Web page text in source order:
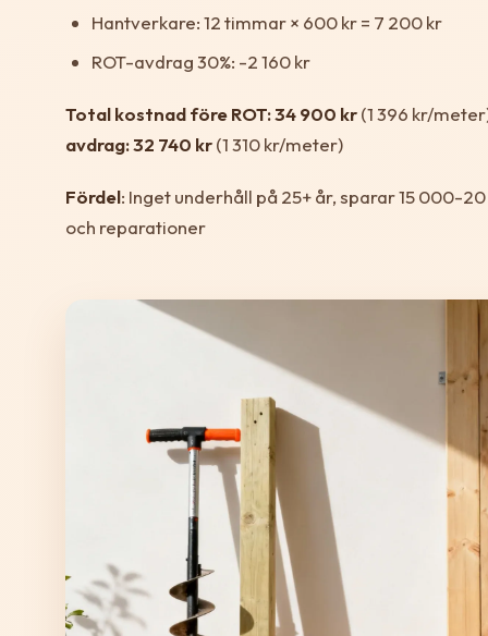
Hantverkare: 12 timmar × 600 kr = 7 200 kr
ROT-avdrag 30%: -2 160 kr
Total kostnad före ROT: 34 900 kr(1 396 kr/
avdrag: 32 740 kr(1 310 kr/meter)
Fördel: Inget underhåll på 25+ år, sparar 15 000-
och reparationer